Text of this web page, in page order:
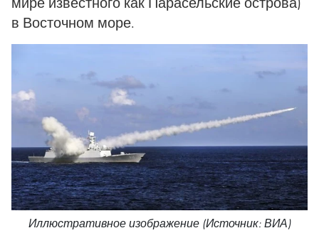
в Восточном море.
Иллюстративное изображение (Источник: ВИА)